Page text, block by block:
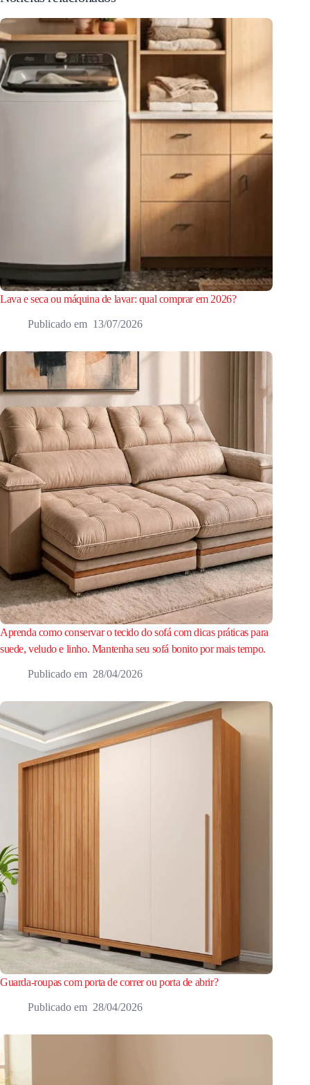
Lava e seca ou máquina de lavar: qual comprar em 2026?
13/07/2026
Aprenda como conservar o tecido do sofá com dicas práticas para
suede, veludo e linho. Mantenha seu sofá bonito por mais tempo.
28/04/2026
Guarda-roupas com porta de correr ou porta de abrir?
28/04/2026